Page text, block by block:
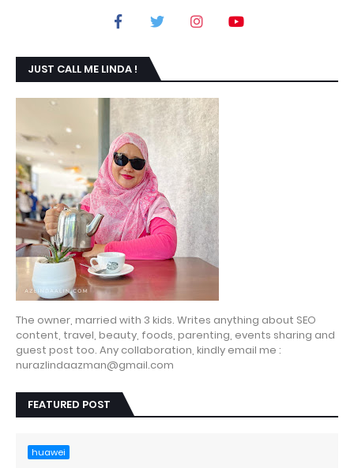
JUST CALL ME LINDA !
The owner, married with 3 kids. Writes anything about SEO
content, travel, beauty, foods, parenting, events sharing and
guest post too. Any collaboration, kindly email me :
nurazlindaazman@gmail.com
FEATURED POST
huawei